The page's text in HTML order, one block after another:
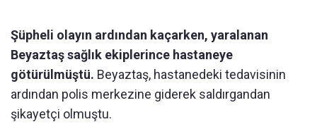
Şüpheli olayın ardından kaçarken, yaralanan
Beyaztaş sağlık ekiplerince hastaneye
götürülmüştü. Beyaztaş, hastanedeki tedavisinin
ardından polis merkezine giderek saldırgandan
şikayetçi olmuştu.